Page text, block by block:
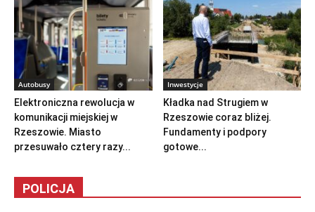
Autobusy
Elektroniczna rewolucja w
komunikacji miejskiej w
Rzeszowie. Miasto
przesuwało cztery razy...
Inwestycje
Kładka nad Strugiem w
Rzeszowie coraz bliżej.
Fundamenty i podpory
gotowe...
POLICJA